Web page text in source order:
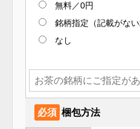
無料／0円
銘柄指定（記載がな
なし
必須 梱包方法